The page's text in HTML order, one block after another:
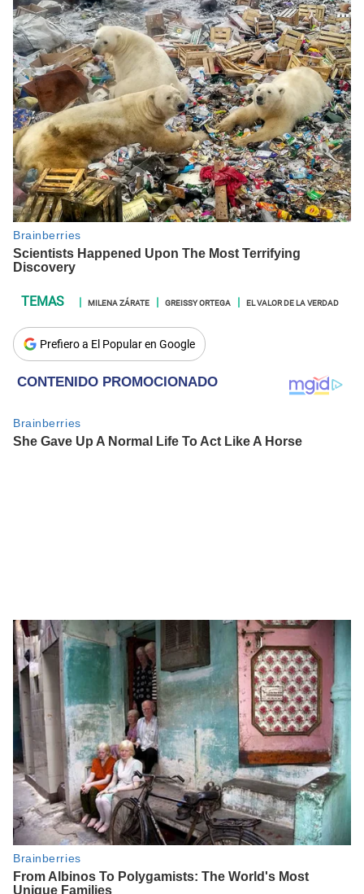
MILENA ZÁRATE GREISSY ORTEGA EL VALOR DE LA VERDAD
Prefiero a El Popular en Google